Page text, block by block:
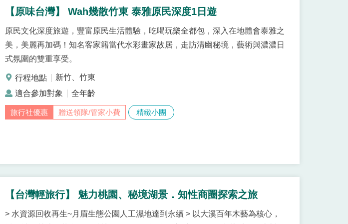
【原味台灣】 Wah幾散竹東 泰雅原民深度1日遊
原民文化深度旅遊，豐富原民生活體驗，吃喝玩樂全都包，深入在地體會泰雅之
美，美麗再加碼！知名客家籍當代水彩畫家故居，走訪清幽秘境，藝術與濃濃日
式氛圍的雙重享受。
新竹、竹東
全年齡
贈送領隊/管家小費 精緻小團
【台灣輕旅行】 魅力桃園、秘境湖景．知性商圈探索之旅
> 水資源回收再生~月眉生態公園人工濕地達到永續 > 以大溪百年木藝為核心，